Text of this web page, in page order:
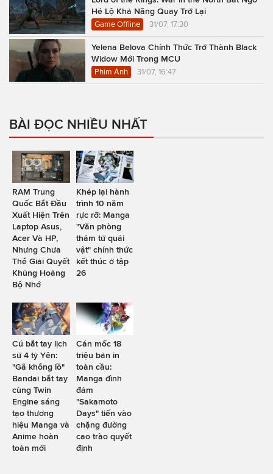
Hé Lộ Khả Năng Quay Trở Lại
Game Offline 31/07, 17:30
Yelena Belova Chính Thức Trở Thành Black
Widow Mới Trong MCU
Phim Ảnh 31/07, 16:47
BÀI ĐỌC NHIỀU NHẤT
RAM Trung
Quốc Bắt Đầu
Xuất Hiện Trên
Laptop Asus,
Acer Và HP,
Nhưng Chưa
Thể Giải Quyết
Khủng Hoảng
Bộ Nhớ
Khép lại hành
trình 10 năm
rực rỡ: Manga
"Văn phòng
thám tử quái
vật" chính thức
kết thúc ở tập
26
Cú bắt tay lịch
sử 4 tỷ Yên:
"Gã khổng lồ"
Bandai bắt tay
cùng Twin
Engine sáng
tạo thương
hiệu Manga và
Anime hoàn
toàn mới
Cán mốc 18
triệu bản in
toàn cầu:
Manga đình
đám
"Sakamoto
Days" tiến vào
chặng đường
cao trào quyết
định